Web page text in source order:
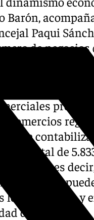
Barón,
Paqui
de
que,
comercios
se
un total de
a 2007, es
aunque se
los comercios y
del sector».